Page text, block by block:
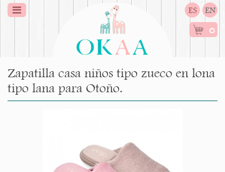
ES EN
0
Zapatilla casa niños tipo zueco en lona
tipo lana para Otoño.